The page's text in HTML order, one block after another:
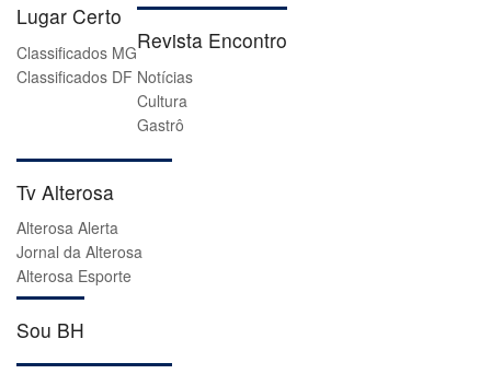
Lugar Certo
Classificados MG
Classificados DF
Revista Encontro
Notícias
Cultura
Gastrô
Tv Alterosa
Alterosa Alerta
Jornal da Alterosa
Alterosa Esporte
Sou BH